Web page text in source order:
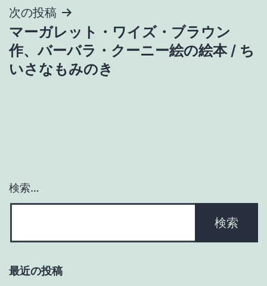
ビ
ゲ
ー
次の投稿
マーガレット・ワイズ・ブラウン
作、バーバラ・クーニー絵の絵本 / ち
いさなもみのき
検索…
最近の投稿